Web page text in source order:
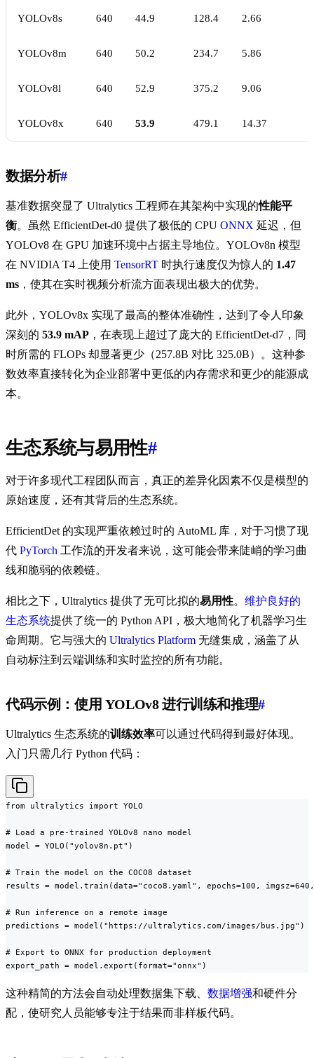
YOLOv8s 640 44.9 128.4 2.66
YOLOv8m 640 50.2 234.7 5.86
YOLOv8l 640 52.9 375.2 9.06
YOLOv8x 640 53.9 479.1 14.37
数据分析#
基准数据突显了 Ultralytics 工程师在其架构中实现的性能平
衡。虽然 EfficientDet-d0 提供了极低的 CPU ONNX 延迟，但
YOLOv8 在 GPU 加速环境中占据主导地位。YOLOv8n 模型
在 NVIDIA T4 上使用 TensorRT 时执行速度仅为惊人的 1.47
ms ，使其在实时视频分析流方面表现出极大的优势。
此外，YOLOv8x 实现了最高的整体准确性，达到了令人印象
深刻的 53.9 mAP ，在表现上超过了庞大的 EfficientDet-d7，同
时所需的 FLOPs 却显著更少（257.8B 对比 325.0B）。这种参
数效率直接转化为企业部署中更低的内存需求和更少的能源成
本。
生态系统与易用性#
对于许多现代工程团队而言，真正的差异化因素不仅是模型的
原始速度，还有其背后的生态系统。
EfficientDet 的实现严重依赖过时的 AutoML 库，对于习惯了现
代 PyTorch 工作流的开发者来说，这可能会带来陡峭的学习曲
线和脆弱的依赖链。
相比之下，Ultralytics 提供了无可比拟的易用性。 维护良好的
生态系统提供了统一的 Python API，极大地简化了机器学习生
命周期。它与强大的 Ultralytics Platform 无缝集成，涵盖了从
自动标注到云端训练和实时监控的所有功能。
代码示例：使用 YOLOv8 进行训练和推理#
Ultralytics 生态系统的训练效率可以通过代码得到最好体现。
入门只需几行 Python 代码：
from ultralytics import YOLO
# Load a pre-trained YOLOv8 nano model
model = YOLO("yolov8n.pt")
# Train the model on the COCO8 dataset
results = model.train(data="coco8.yaml", epochs=100,
# Run inference on a remote image
predictions = model("https://ultralytics.com/images/bus.jpg")
# Export to ONNX for production deployment
export_path = model.export(format="onnx")
这种精简的方法会自动处理数据集下载、 数据增强和硬件分
配，使研究人员能够专注于结果而非样板代码。